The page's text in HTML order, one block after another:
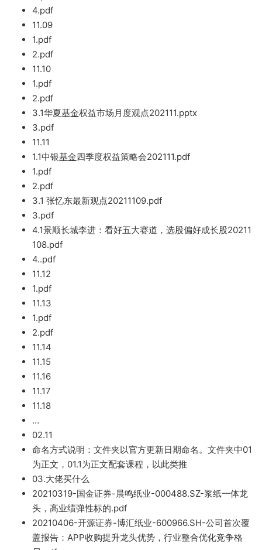
4.pdf
11.09
1.pdf
2.pdf
11.10
1.pdf
2.pdf
3.1华夏基金权益市场月度观点202111.pptx
3.pdf
11.11
1.1中银基金四季度权益策略会202111.pdf
1.pdf
2.pdf
3.1 张忆东最新观点20211109.pdf
3.pdf
4.1景顺长城李进：看好五大赛道，选股偏好成长股20211
108.pdf
4..pdf
11.12
1.pdf
11.13
1.pdf
2.pdf
11.14
11.15
11.16
11.17
11.18
…
02.11
命名方式说明：文件夹以官方更新日期命名。文件夹中01
为正文，01.1为正文配套课程， 以此类推
03.大佬买什么
20210319-国金证券-晨鸣纸业-000488.SZ-浆纸一体龙
头，高业绩弹性标的.pdf
20210406-开源证券-博汇纸业-600966.SH-公司首次覆
盖报告：APP收购提升龙头优势，行业整合优化竞争格